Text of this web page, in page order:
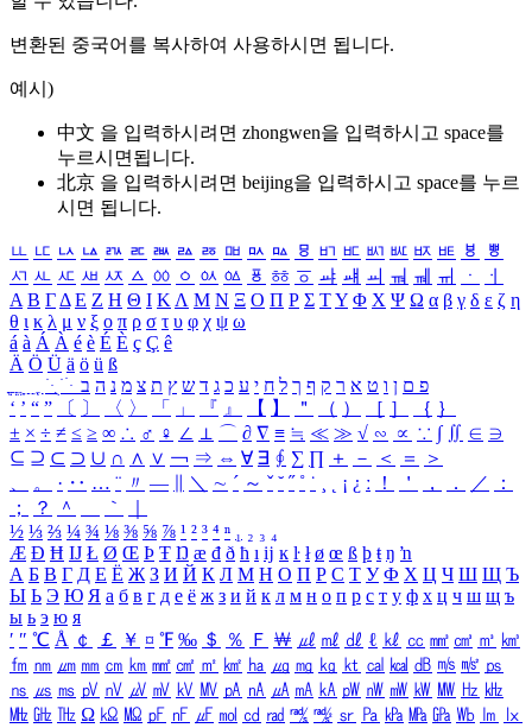
변환된 중국어를 복사하여 사용하시면 됩니다.
예시)
中文 을 입력하시려면 zhongwen을 입력하시고 space를
누르시면됩니다.
北京 을 입력하시려면 beijing을 입력하시고 space를 누르
시면 됩니다.
ㅥ ㅦ ㅧ ㅨ ㅩ ㅪ ㅫ ㅬ ㅭ ㅮ ㅯ ㅰ ㅱ ㅲ ㅳ ㅴ ㅵ ㅶ ㅷ ㅸ
ㅹ
ㅺ ㅻ ㅼ ㅽ ㅾ ㅿ ㆀ ㆁ ㆂ ㆃ ㆄ ㆅ ㆆ ㆇ ㆈ ㆉ ㆊ ㆋ ㆌ ㆍ
ㆎ
Α Β ΓΔ Ε Ζ Η Θ Ι ΚΛ Μ Ν Ξ Ο Π Ρ Σ ΤΥ Φ Χ Ψ Ω α β γ δ ε ζ η
θ ι κ λ μ ν ξ ο π ρ σ τ υ φ χ ψ ω
á à Á À é è É È ç Ç ê
Ä Ö Ü ä ö ü ß
ִֶֹ ֻּ ׁׂ פ ם ן ו ט א ר ק ף ך ל ח י ע כ ג ד ש ץ ת צ מ נ ה ב
‘ ’ “ ” 〔 〕 〈 〉 「 」 『 』 【 】 ＂ （ ） ［ ］ ｛ ｝
± × ÷ ≠ ≤ ≥ ∞ ∴ ♂ ♀ ∠ ⊥ ⌒ ∂ ∇ ≡ ≒ ≪ ≫ √ ∽ ∝ ∵ ∫ ∬ ∈ ∋
⊆ ⊇ ⊂ ⊃ ∪ ∩ ∧ ∨ ￢ ⇒ ⇔ ∀ ∃ ∮ ∑ ∏ ＋ － ＜ ＝
＞
、
。 · ‥ … ¨ 〃 ― ＼ ∼ ´ ～ ˇ ˘ ˝ ˚ ˙ ¸ ¡ ¿ ː ！ ＇ ， ． ／
：
；
？ ＾ ｀
½ ⅓ ⅔ ¼ ¾ ⅛ ⅜ ⅝ ⅞ ¹ ² ³ ⁴ ⁿ ₁ ₂ ₃ ₄
Æ Ð Ħ Ĳ Ł Ø Œ Þ Ŧ Ŋ æ đ ð ħ ı ĳ ĸ ŀ ł ø œ ß þ ŧ ŋ ŉ
А Б В Г Д Е Ё Ж З И Й К Л М Н О П Р С Т У Ф Х Ц Ч Ш Щ Ъ
Ы Ь Э Ю Я а б в г д е ё ж з и й к л м н о п р с т у ф х ц ч ш щ ъ
ы ь э ю я
′ ″ ℃ Å ￠ ￡ ￥ ¤ ℉ ‰ ＄ ％ Ｆ ￦ ㎕ ㎖ ㎗ ℓ ㎘ ㏄ ㎣ ㎤ ㎥ ㎦
㎙ ㎚ ㎛ ㎜ ㎝ ㎞ ㎟ ㎠ ㎡ ㎢ ㏊ ㎍ ㎎ ㎏ ㏏ ㎈ ㎉ ㏈ ㎧ ㎨ ㎰
㎱ ㎲ ㎳ ㎴ ㎵ ㎶ ㎷ ㎸ ㎹ ㎀ ㎁ ㎂ ㎃ ㎄ ㎺ ㎻ ㎽ ㎾ ㎿ ㎐ ㎑
㎒ ㎓ ㎔ Ω ㏀ ㏁ ㎊ ㎋ ㎌ ㏖ ㏅ ㎭ ㎮ ㎯ ㏛ ㎩ ㎪ ㎫ ㎬ ㏝ ㏐
㏓